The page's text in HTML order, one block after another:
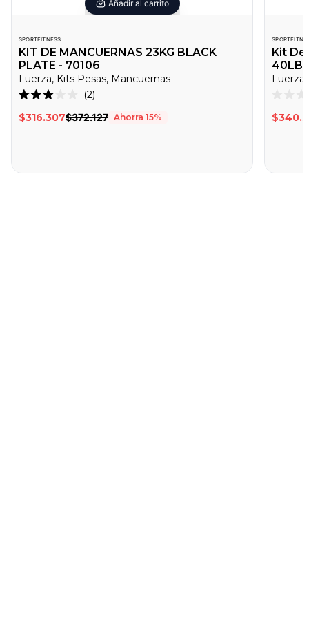
Añadir al carrito
SPORTFITNESS
KIT DE MANCUERNAS 23KG BLACK
PLATE - 70106
Fuerza, Kits Pesas, Mancuernas
Calificado
3.0
de
2
para
$316.307$372.127 Ahorra 15%
Kit De
40LB
0
de